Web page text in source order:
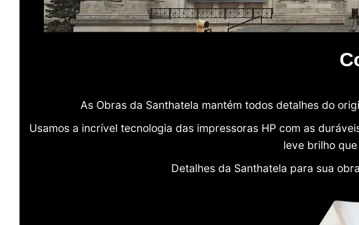
As Obras da Santhatela mantém todos detalhes do
Usamos a incrível tecnologia das impressoras HP com as
leve brilho
Detalhes da Santhatela para sua